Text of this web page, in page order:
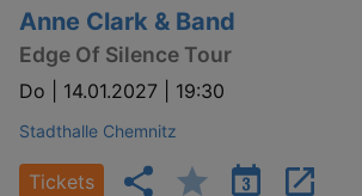
Anne Clark & Band
Edge Of Silence Tour
Do | 14.01.2027 | 19:30
Stadthalle Chemnitz
Tickets